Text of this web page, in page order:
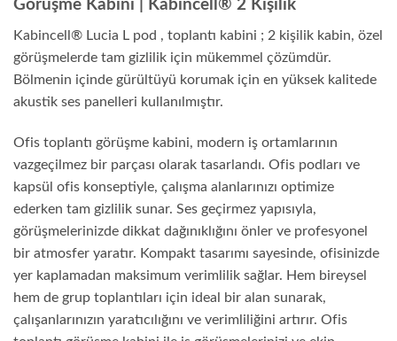
Görüşme Kabini | Kabincell® 2 Kişilik
Kabincell® Lucia L pod , toplantı kabini ; 2 kişilik kabin, özel
görüşmelerde tam gizlilik için mükemmel çözümdür.
Bölmenin içinde gürültüyü korumak için en yüksek kalitede
akustik ses panelleri kullanılmıştır.
Ofis toplantı görüşme kabini, modern iş ortamlarının
vazgeçilmez bir parçası olarak tasarlandı. Ofis podları ve
kapsül ofis konseptiyle, çalışma alanlarınızı optimize
ederken tam gizlilik sunar. Ses geçirmez yapısıyla,
görüşmelerinizde dikkat dağınıklığını önler ve profesyonel
bir atmosfer yaratır. Kompakt tasarımı sayesinde, ofisinizde
yer kaplamadan maksimum verimlilik sağlar. Hem bireysel
hem de grup toplantıları için ideal bir alan sunarak,
çalışanlarınızın yaratıcılığını ve verimliliğini artırır. Ofis